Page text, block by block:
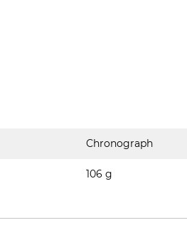
Chronograph
106 g